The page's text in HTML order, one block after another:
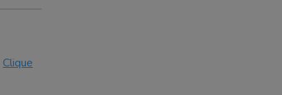
Clique